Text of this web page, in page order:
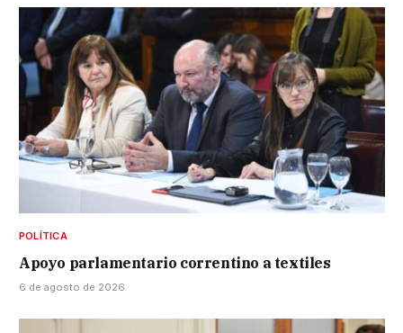
POLÍTICA
Apoyo parlamentario correntino a textiles
6 de agosto de 2026